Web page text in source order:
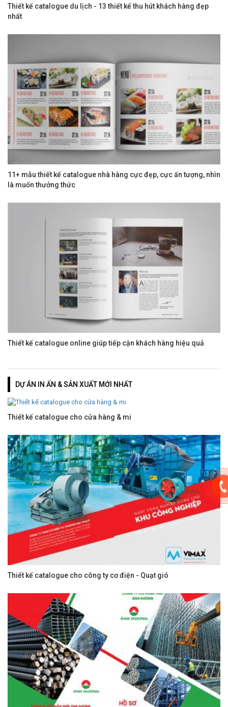
Thiết kế catalogue du lịch - 13 thiết kế thu hút khách hàng đẹp
nhất
11+ mẫu thiết kế catalogue nhà hàng cực đẹp, cực ấn tượng, nhìn
là muốn thưởng thức
Thiết kế catalogue online giúp tiếp cận khách hàng hiệu quả
DỰ ÁN IN ẤN & SẢN XUẤT MỚI NHẤT
Thiết kế catalogue cho cửa hàng & mi
Thiết kế catalogue cho công ty cơ điện - Quạt gió